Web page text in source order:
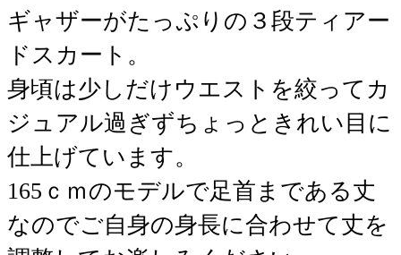
ギャザーがたっぷりの３段ティアー
ドスカート。
身頃は少しだけウエストを絞ってカ
ジュアル過ぎずちょっときれい目に
仕上げています。
165ｃｍのモデルで足首まである丈
なのでご自身の身長に合わせて丈を